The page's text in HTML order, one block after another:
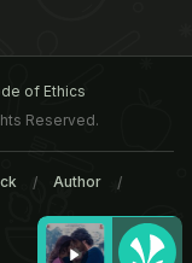
of Ethics
Reserved.
Author